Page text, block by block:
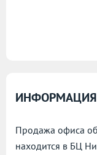
Продажа офиса
находится в БЦ